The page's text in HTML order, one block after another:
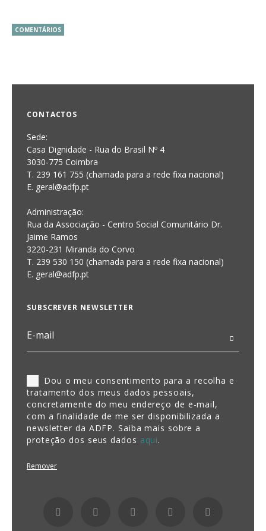
COMENTÁRIOS
CONTACTOS
Sede:
Casa Dignidade - Rua do Brasil Nº 4
3030-775 Coimbra
T. 239 161 755 (chamada para a rede fixa nacional)
E. geral@adfp.pt
Administração:
Rua da Associação - Centro Social Comunitário Dr.
Jaime Ramos
3220-231 Miranda do Corvo
T. 239 530 150 (chamada para a rede fixa nacional)
E. geral@adfp.pt
SUBSCREVER NEWSLETTER
Dou o meu consentimento para a recolha e
tratamento dos meus dados pessoais,
concretamente do meu endereço de e-mail,
com a finalidade de me ser disponibilizada a
newsletter da ADFP. Saiba mais sobre a
proteção dos seus dados aqui.
Remover